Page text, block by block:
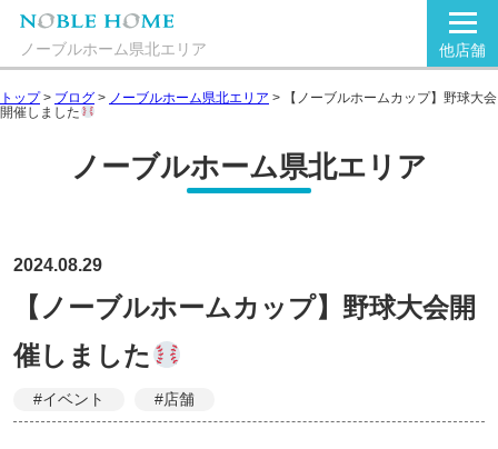
ノーブルホーム県北エリア 他店舗
トップ> ブログ > ノーブルホーム県北エリア >
【ノーブルホームカップ】野球大会
開催しました
ノーブルホーム県北エリア
2024.08.29
【ノーブルホームカップ】野球大会開
催しました
#イベント #店舗